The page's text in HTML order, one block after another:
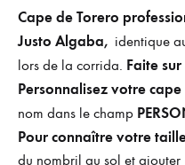
Cape de Torero
Justo Algaba, identique
lors de la corrida. Faite
Personnalisez votre
nom dans le champ
Pour connaître votre
du nombril au sol et ajouter